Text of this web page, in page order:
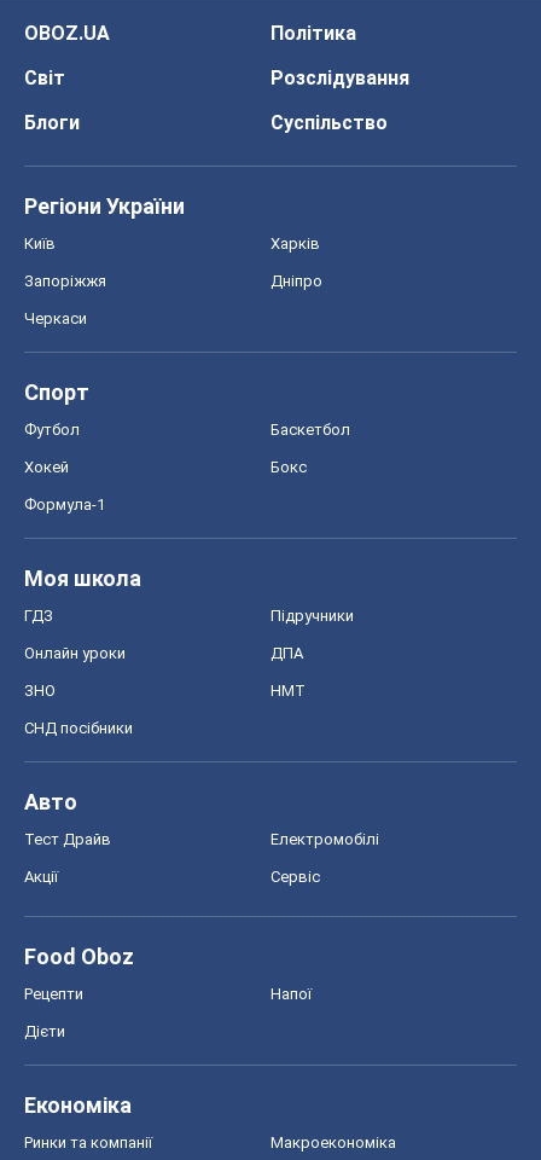
OBOZ.UA
Політика
Світ
Розслідування
Блоги
Суспільство
Регіони України
Київ Харків
Запоріжжя Дніпро
Черкаси
Спорт
Футбол Баскетбол
Хокей Бокс
Формула-1
Моя школа
ГДЗ Підручники
Онлайн уроки ДПА
ЗНО НМТ
СНД посібники
Авто
Тест Драйв Електромобілі
Акції Сервіс
Food Oboz
Рецепти Напої
Дієти
Економіка
Ринки та компанії Макроекономіка